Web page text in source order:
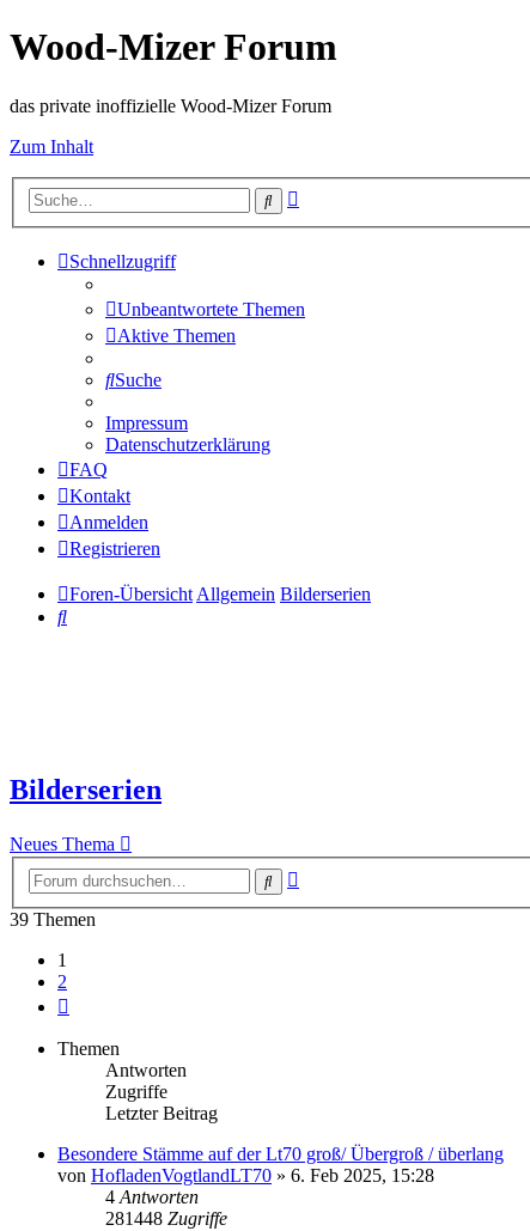
Wood-Mizer Forum
das private inoffizielle Wood-Mizer Forum
Zum Inhalt
Suche
Schnellzugriff
Unbeantwortete Themen
Aktive Themen
Suche
Impressum
Datenschutzerklärung
FAQ
Kontakt
Anmelden
Registrieren
Foren-ÜbersichtAllgemein Bilderserien
Suche
Bilderserien
Neues Thema
Suche
39 Themen
1
2
Themen
Antworten
Zugriffe
Letzter Beitrag
Besondere Stämme auf der Lt70 groß/ Übergroß / überlang
von HofladenVogtlandLT70 » 6. Feb 2025, 15:28
4 Antworten
281448 Zugriffe